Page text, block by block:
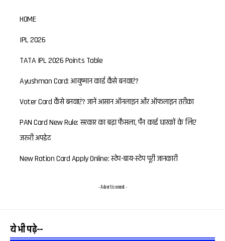
HOME
IPL 2026
TATA IPL 2026 Points Table
Ayushman Card: आयुष्मान कार्ड कैसे बनवाएं?
Voter Card कैसे बनवाएं? जानें आसान ऑनलाइन और ऑफलाइन तरीका
PAN Card New Rule: सरकार का बड़ा फैसला, पैन कार्ड धारकों के लिए
जरूरी अपडेट
New Ration Card Apply Online: स्टेप-बाय-स्टेप पूरी जानकारी
- Advertisement -
ये भी पढ़े--